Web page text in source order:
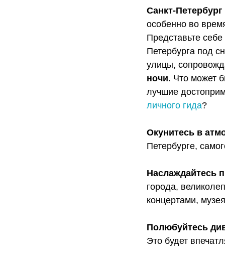
Санкт-Петербург
особенно во
Представьте
Петербурга под
улицы,
ночи. Что может
лучшие
личного гида?
Окунитесь в
Петербурге,
Наслаждайтесь
города,
концертами,
Полюбуйтесь
Это будет